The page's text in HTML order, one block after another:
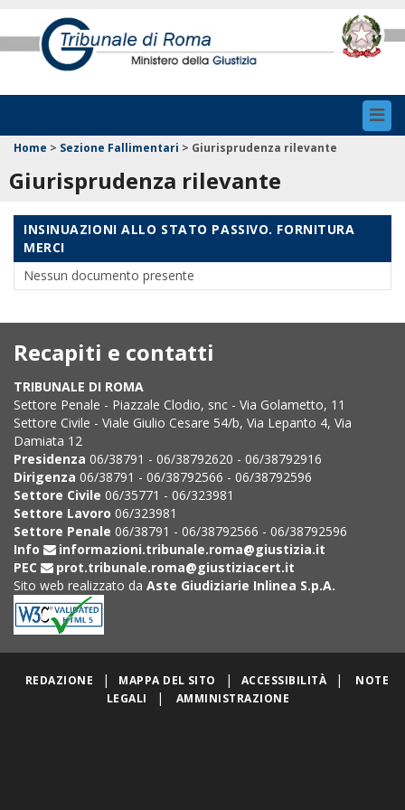
Home > Sezione Fallimentari > Giurisprudenza rilevante
Giurisprudenza rilevante
INSINUAZIONI ALLO STATO PASSIVO. FORNITURA
MERCI
Nessun documento presente
Recapiti e contatti
TRIBUNALE DI ROMA
Settore Penale - Piazzale Clodio, snc - Via Golametto, 11
Settore Civile - Viale Giulio Cesare 54/b, Via Lepanto 4, Via
Damiata 12
Presidenza 06/38791 - 06/38792620 - 06/38792916
Dirigenza 06/38791 - 06/38792566 - 06/38792596
Settore Civile 06/35771 - 06/323981
Settore Lavoro 06/323981
Settore Penale 06/38791 - 06/38792566 - 06/38792596
Info
informazioni.tribunale.roma@giustizia.it
PEC
prot.tribunale.roma@giustiziacert.it
Sito web realizzato da Aste Giudiziarie Inlinea S.p.A.
REDAZIONE | MAPPA DEL SITO | ACCESSIBILITÀ |
NOTE
LEGALI
| AMMINISTRAZIONE